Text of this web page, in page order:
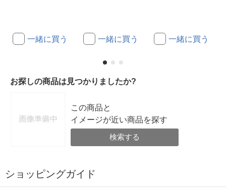
一緒に買う 一緒に買う 一緒に買う
お探しの商品は見つかりましたか?
この商品と
イメージが近い商品を探す
検索する
ショッピングガイド